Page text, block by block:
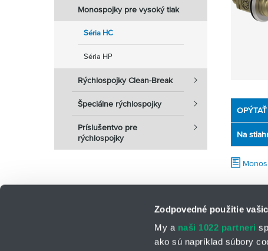
Zodpovedné použitie
My a naši 1022 partneri
ako sú napríklad súbory
Monospojky pre vysoký tlak
Séria HC
Séria HP
Rýchlospojky Clean-Break
Špeciálne rýchlospojky
Príslušentvo pre
rýchlospojky
Na